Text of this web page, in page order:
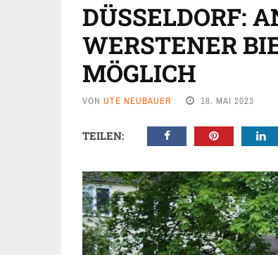
DÜSSELDORF:
WERSTENER
MÖGLICH
VON UTE NEUBAUER 18. MAI 2023
TEILEN: